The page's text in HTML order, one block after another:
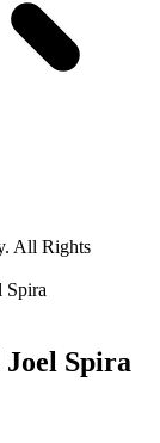
All Rights
Spira
Spira